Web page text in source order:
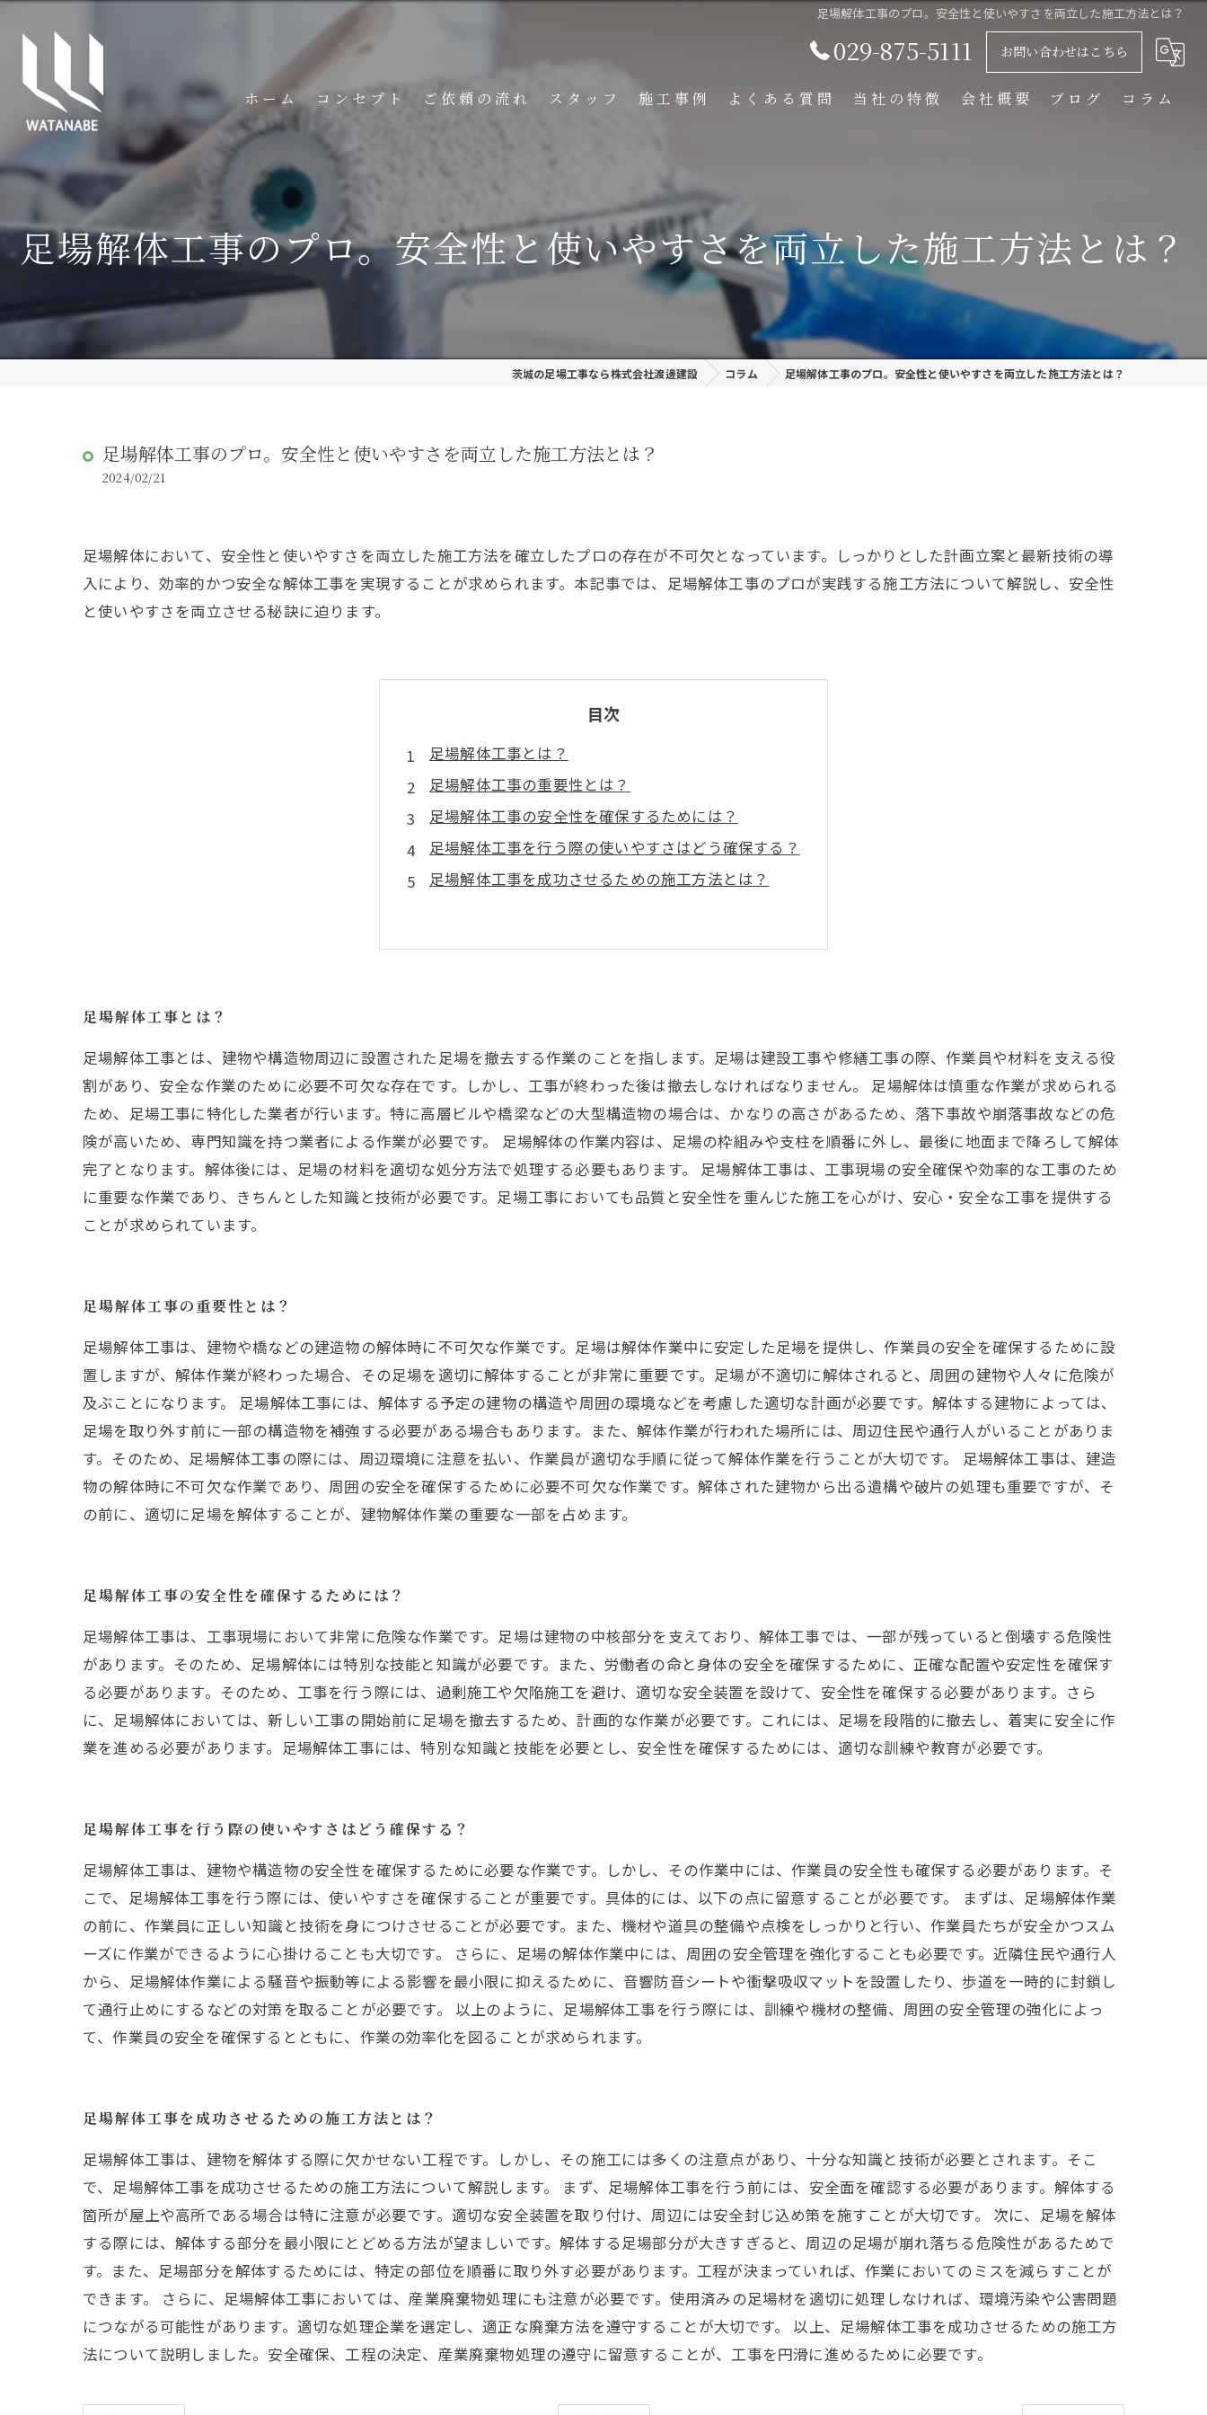
足場解体工事のプロ。安全性と使いやすさを両立した施工方法とは？
029-875-5111 お問い合わせはこちら
ホーム コンセプト ご依頼の流れ スタッフ 施工事例 よくある質問 当社の特徴
プラント工事
リース
会社概要 ブログ コラム
足場解体工事のプロ。安全性と使いやすさを両立した施工方法とは？
茨城の足場工事なら株式会社渡邊建設 コラム 足場解体工事のプロ。安全性と使いやすさを両立した施工方法とは？
足場解体工事のプロ。安全性と使いやすさを両立した施工方法とは？
2024/02/21
足場解体において、安全性と使いやすさを両立した施工方法を確立したプロの存在が不可欠となっています。しっかりとした計画立案と最新技術の導
入により、効率的かつ安全な解体工事を実現することが求められます。本記事では、足場解体工事のプロが実践する施工方法について解説し、安全性
と使いやすさを両立させる秘訣に迫ります。
目次
足場解体工事とは？
足場解体工事の重要性とは？
足場解体工事の安全性を確保するためには？
足場解体工事を行う際の使いやすさはどう確保する？
足場解体工事を成功させるための施工方法とは？
足場解体工事とは？
足場解体工事とは、建物や構造物周辺に設置された足場を撤去する作業のことを指します。足場は建設工事や修繕工事の際、作業員や材料を支える役
割があり、安全な作業のために必要不可欠な存在です。しかし、工事が終わった後は撤去しなければなりません。 足場解体は慎重な作業が求められる
ため、足場工事に特化した業者が行います。特に高層ビルや橋梁などの大型構造物の場合は、かなりの高さがあるため、落下事故や崩落事故などの危
険が高いため、専門知識を持つ業者による作業が必要です。 足場解体の作業内容は、足場の枠組みや支柱を順番に外し、最後に地面まで降ろして解体
完了となります。解体後には、足場の材料を適切な処分方法で処理する必要もあります。 足場解体工事は、工事現場の安全確保や効率的な工事のため
に重要な作業であり、きちんとした知識と技術が必要です。足場工事においても品質と安全性を重んじた施工を心がけ、安心・安全な工事を提供する
ことが求められています。
足場解体工事の重要性とは？
足場解体工事は、建物や橋などの建造物の解体時に不可欠な作業です。足場は解体作業中に安定した足場を提供し、作業員の安全を確保するために設
置しますが、解体作業が終わった場合、その足場を適切に解体することが非常に重要です。足場が不適切に解体されると、周囲の建物や人々に危険が
及ぶことになります。 足場解体工事には、解体する予定の建物の構造や周囲の環境などを考慮した適切な計画が必要です。解体する建物によっては、
足場を取り外す前に一部の構造物を補強する必要がある場合もあります。また、解体作業が行われた場所には、周辺住民や通行人がいることがありま
す。そのため、足場解体工事の際には、周辺環境に注意を払い、作業員が適切な手順に従って解体作業を行うことが大切です。 足場解体工事は、建造
物の解体時に不可欠な作業であり、周囲の安全を確保するために必要不可欠な作業です。解体された建物から出る遺構や破片の処理も重要ですが、そ
の前に、適切に足場を解体することが、建物解体作業の重要な一部を占めます。
足場解体工事の安全性を確保するためには？
足場解体工事は、工事現場において非常に危険な作業です。足場は建物の中核部分を支えており、解体工事では、一部が残っていると倒壊する危険性
があります。そのため、足場解体には特別な技能と知識が必要です。また、労働者の命と身体の安全を確保するために、正確な配置や安定性を確保す
る必要があります。そのため、工事を行う際には、過剰施工や欠陥施工を避け、適切な安全装置を設けて、安全性を確保する必要があります。さら
に、足場解体においては、新しい工事の開始前に足場を撤去するため、計画的な作業が必要です。これには、足場を段階的に撤去し、着実に安全に作
業を進める必要があります。足場解体工事には、特別な知識と技能を必要とし、安全性を確保するためには、適切な訓練や教育が必要です。
足場解体工事を行う際の使いやすさはどう確保する？
足場解体工事は、建物や構造物の安全性を確保するために必要な作業です。しかし、その作業中には、作業員の安全性も確保する必要があります。そ
こで、足場解体工事を行う際には、使いやすさを確保することが重要です。具体的には、以下の点に留意することが必要です。 まずは、足場解体作業
の前に、作業員に正しい知識と技術を身につけさせることが必要です。また、機材や道具の整備や点検をしっかりと行い、作業員たちが安全かつスム
ーズに作業ができるように心掛けることも大切です。 さらに、足場の解体作業中には、周囲の安全管理を強化することも必要です。近隣住民や通行人
から、足場解体作業による騒音や振動等による影響を最小限に抑えるために、音響防音シートや衝撃吸収マットを設置したり、歩道を一時的に封鎖し
て通行止めにするなどの対策を取ることが必要です。 以上のように、足場解体工事を行う際には、訓練や機材の整備、周囲の安全管理の強化によっ
て、作業員の安全を確保するとともに、作業の効率化を図ることが求められます。
足場解体工事を成功させるための施工方法とは？
足場解体工事は、建物を解体する際に欠かせない工程です。しかし、その施工には多くの注意点があり、十分な知識と技術が必要とされます。そこ
で、足場解体工事を成功させるための施工方法について解説します。 まず、足場解体工事を行う前には、安全面を確認する必要があります。解体する
箇所が屋上や高所である場合は特に注意が必要です。適切な安全装置を取り付け、周辺には安全封じ込め策を施すことが大切です。 次に、足場を解体
する際には、解体する部分を最小限にとどめる方法が望ましいです。解体する足場部分が大きすぎると、周辺の足場が崩れ落ちる危険性があるためで
す。また、足場部分を解体するためには、特定の部位を順番に取り外す必要があります。工程が決まっていれば、作業においてのミスを減らすことが
できます。 さらに、足場解体工事においては、産業廃棄物処理にも注意が必要です。使用済みの足場材を適切に処理しなければ、環境汚染や公害問題
につながる可能性があります。適切な処理企業を選定し、適正な廃棄方法を遵守することが大切です。 以上、足場解体工事を成功させるための施工方
法について説明しました。安全確保、工程の決定、産業廃棄物処理の遵守に留意することが、工事を円滑に進めるために必要です。